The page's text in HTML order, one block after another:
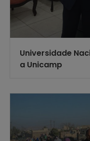
Universidade
a Unicamp